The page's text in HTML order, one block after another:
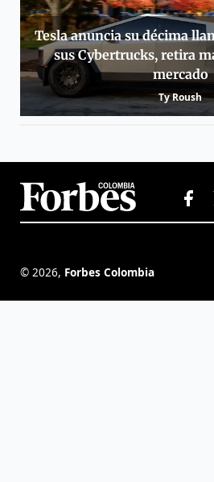
Tesla anuncia su décima
sus Cybertrucks, retira
mercado
Ty Roush
© 2026, Forbes Colombia